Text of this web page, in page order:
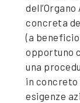
concreta
(a beneficio
opportuno
una
in
esigenze